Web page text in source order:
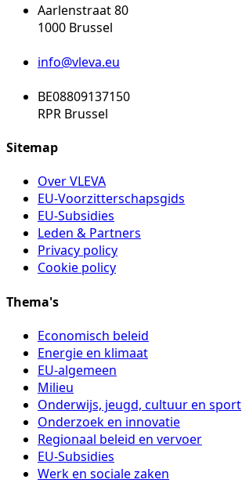
Aarlenstraat 80
1000 Brussel
info@vleva.eu
BE08809137150
RPR Brussel
Sitemap
Over VLEVA
EU-Voorzitterschapsgids
EU-Subsidies
Leden & Partners
Privacy policy
Cookie policy
Thema's
Economisch beleid
Energie en klimaat
EU-algemeen
Milieu
Onderwijs, jeugd, cultuur en sport
Onderzoek en innovatie
Regionaal beleid en vervoer
EU-Subsidies
Werk en sociale zaken